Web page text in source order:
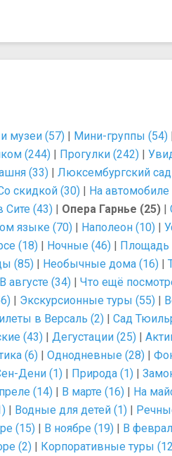
музеи (57) | Мини-группы (54) |
(244) | Прогулки (242) |
(33) | Люксембургский
скидкой (30) | На автомобиле
Сите (43) | Опера Гарнье (25) |
языке (70) | Наполеон (10) |
(18) | Ночные (46) | Площадь
(85) | Необычные дома (16) |
В августе (34) | Что ещё
| Экскурсионные туры (55) |
в Версаль (2) | Сад
(43) | Дегустации (25) |
(6) | Однодневные (28) |
Дени (1) | Природа (1) |
(14) | В марте (16) | На
| Водные для детей (1) |
(15) | В ноябре (19) | В
(2) | Корпоративные туры